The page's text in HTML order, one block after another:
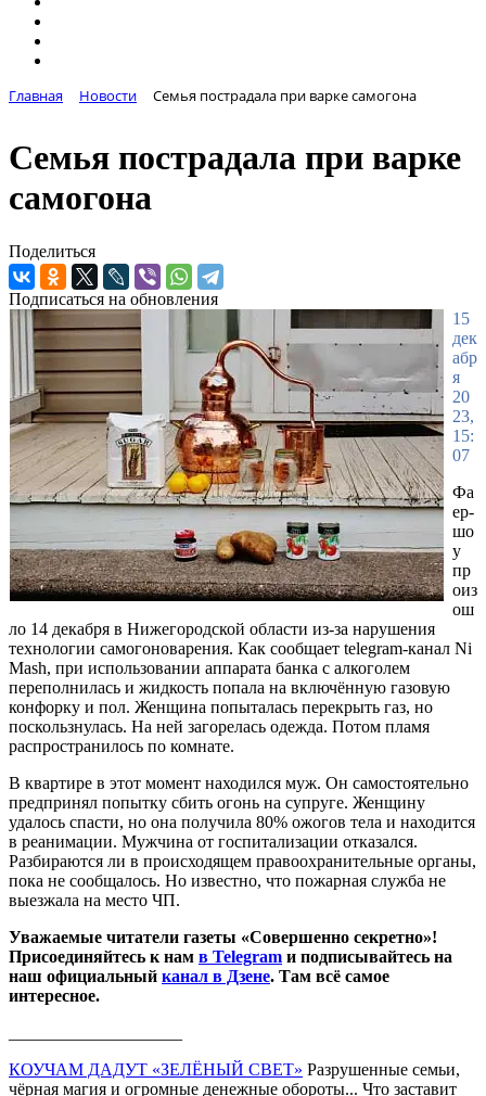
Главная Новости Семья пострадала при варке самогона
Семья пострадала при варке
самогона
Поделиться
Подписаться на обновления
15
дек
абр
я
20
23,
15:
07
Фа
ер-
шо
у
пр
оиз
ош
ло 14 декабря в Нижегородской области из-за нарушения
технологии самогоноварения. Как сообщает telegram-канал Ni
Mash, при использовании аппарата банка с алкоголем
переполнилась и жидкость попала на включённую газовую
конфорку и пол. Женщина попыталась перекрыть газ, но
поскользнулась. На ней загорелась одежда. Потом пламя
распространилось по комнате.
В квартире в этот момент находился муж. Он самостоятельно
предпринял попытку сбить огонь на супруге. Женщину
удалось спасти, но она получила 80% ожогов тела и находится
в реанимации. Мужчина от госпитализации отказался.
Разбираются ли в происходящем правоохранительные органы,
пока не сообщалось. Но известно, что пожарная служба не
выезжала на место ЧП.
Уважаемые читатели газеты «Совершенно секретно»!
Присоединяйтесь к нам в Telegram и подписывайтесь на
наш официальный канал в Дзене. Там всё самое
интересное.
КОУЧАМ ДАДУТ «ЗЕЛЁНЫЙ СВЕТ» Разрушенные семьи,
чёрная магия и огромные денежные обороты... Что заставит